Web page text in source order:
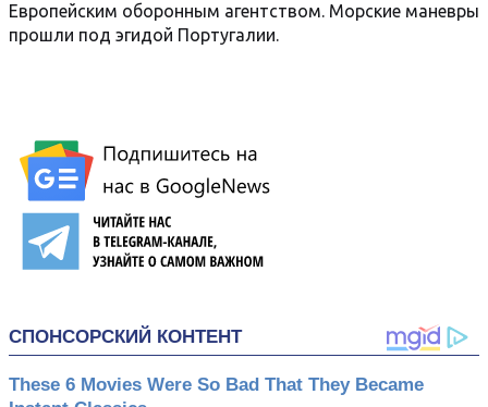
Европейским оборонным агентством. Морские маневры
прошли под эгидой Португалии.